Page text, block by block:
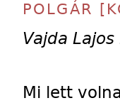
POLGÁR
Vajda
Mi lett